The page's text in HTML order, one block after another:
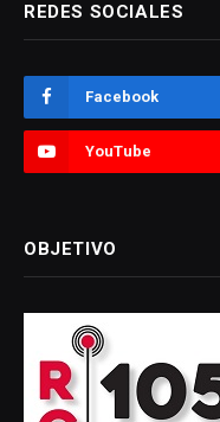
REDES SOCIALES
Facebook
YouTube
OBJETIVO